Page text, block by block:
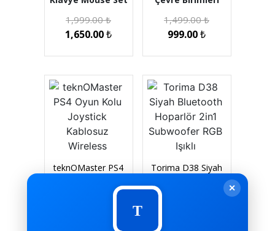
1,999.00₺
1,650.00₺
1,499.00₺
999.00₺
teknOMaster PS4
Joystick Kablosuz
Torima D38 Siyah
Hoparlör 2in1
Subwoofer RGB
✕